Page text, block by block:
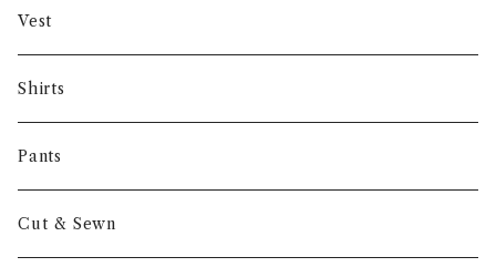
Gambert
NORIEI
Other
Vest
Shirts
Pants
Cut & Sewn